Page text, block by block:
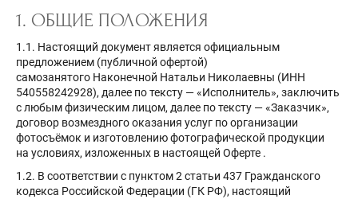
1. ОБЩИЕ ПОЛОЖЕНИЯ
1.1. Настоящий документ является официальным
предложением (публичной офертой)
самозанятого Наконечной Натальи Николаевны (ИНН
540558242928), далее по тексту — «Исполнитель», заключить
с любым физическим лицом, далее по тексту — «Заказчик»,
договор возмездного оказания услуг по организации
фотосъёмок и изготовлению фотографической продукции
на условиях, изложенных в настоящей Оферте .
1.2. В соответствии с пунктом 2 статьи 437 Гражданского
кодекса Российской Федерации (ГК РФ), настоящий